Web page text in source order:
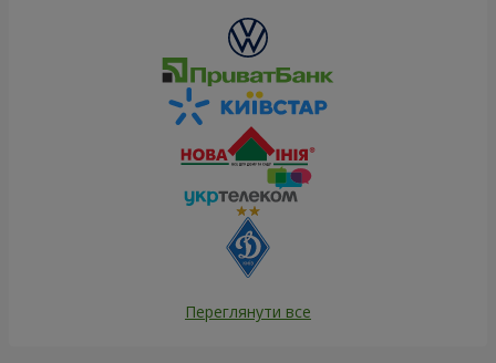
Переглянути все